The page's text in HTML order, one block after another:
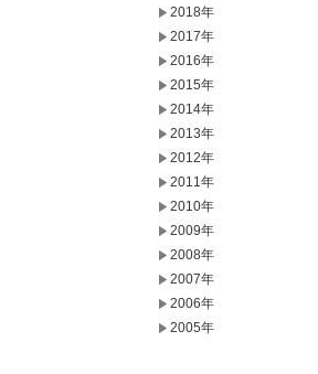
2018年
2017年
2016年
2015年
2014年
2013年
2012年
2011年
2010年
2009年
2008年
2007年
2006年
2005年